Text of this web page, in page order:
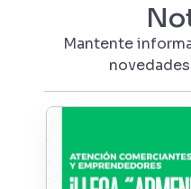
Mantente